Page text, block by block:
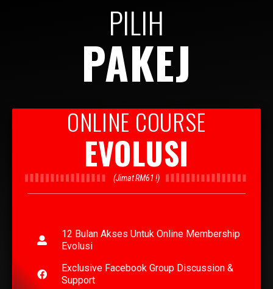
PILIH
PAKEJ
ONLINE COURSE
EVOLUSI
(Jimat RM61 !)
12 Bulan Akses Untuk Online Membership
Evolusi
Exclusive Facebook Group Discussion &
Support